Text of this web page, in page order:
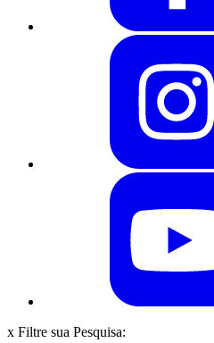
x Filtre sua Pesquisa: